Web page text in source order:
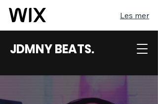
Les mer